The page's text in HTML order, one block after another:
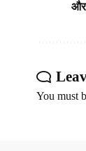
और
You must